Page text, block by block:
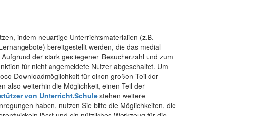
indem neuartige Unterrichtsmaterialien (z.B.
bereitgestellt werden, die das medial
der stark gestiegenen Besucherzahl und zum
für nicht angemeldete Nutzer abgeschaltet. Um
Downloadmöglichkeit für einen großen Teil der
also weiterhin die Möglichkeit, einen Teil der
von Unterricht.Schule stehen weitere
haben, nutzen Sie bitte die Möglichkeiten, die